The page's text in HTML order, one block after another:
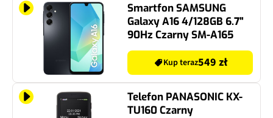
Smartfon SAMSUNG
Galaxy A16 4/128GB 6.7"
90Hz Czarny SM-A165
Kup teraz549 zł
Telefon PANASONIC KX-
TU160 Czarny